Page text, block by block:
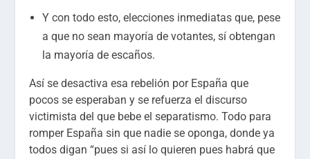
Y con todo esto, elecciones inmediatas que, pese
a que no sean mayoría de votantes, sí obtengan
la mayoría de escaños.
Así se desactiva esa rebelión por España que
pocos se esperaban y se refuerza el discurso
victimista del que bebe el separatismo. Todo para
romper España sin que nadie se oponga, donde ya
todos digan “pues si así lo quieren pues habrá que